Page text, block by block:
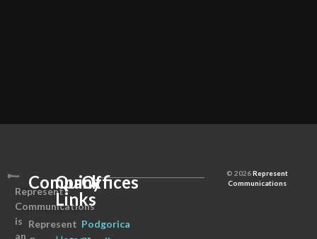
Represent
Communications
is
an
Company
Represent
Quick
Links
Offices
Podgorica
© 2026Represent
Communications